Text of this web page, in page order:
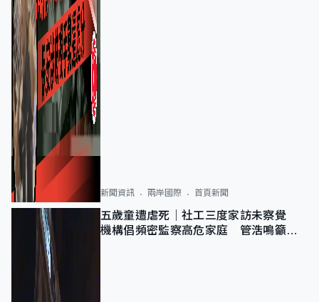
新聞資訊 兩岸國際 首頁新聞
五歲童遭虐死｜社工三度家訪未察覺
機構倡頻密監察高危家庭 管浩鳴籲加